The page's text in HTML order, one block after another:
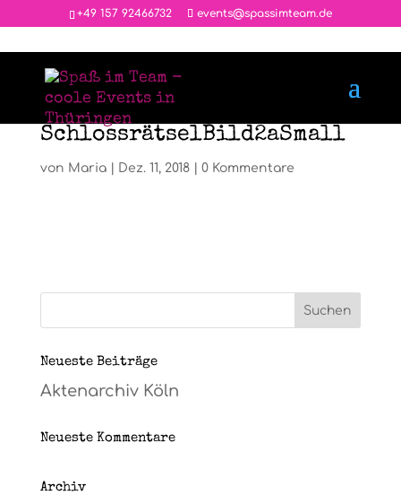
‭+49 157 92466732 events@spassimteam.de
SchlossrätselBild2aSmall
von Maria| Dez. 11, 2018| 0 Kommentare
Neueste Beiträge
Aktenarchiv Köln
Neueste Kommentare
Archiv